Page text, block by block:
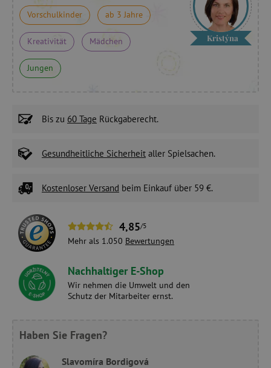
Vorschulkinder ab 3 Jahre
Kreativität Mädchen
Jungen
Kristýna
Bis zu 60 Tage Rückgaberecht.
Gesundheitliche Sicherheit aller Spielsachen.
Kostenloser Versand beim Einkauf über 59 €.
4,85/5
Mehr als 1.050 Bewertungen
Nachhaltiger E-Shop
Wir nehmen die Umwelt und den
Schutz der Mitarbeiter ernst.
Haben Sie Fragen?
Slavomíra Bordigová